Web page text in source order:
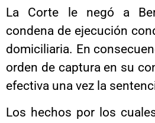
La Corte le negó a
condena de ejecución
domiciliaria. En
orden de captura en su
efectiva una vez la
Los hechos por los